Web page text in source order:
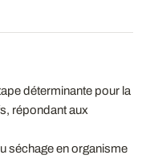
déterminante pour la
répondant aux
séchage en organisme